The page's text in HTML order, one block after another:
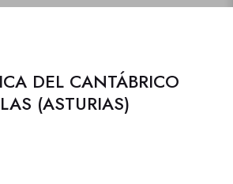
DEL CANTÁBRICO
(ASTURIAS)